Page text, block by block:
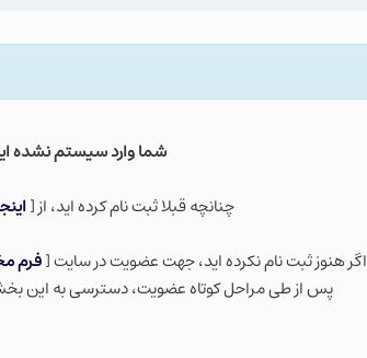
شما وارد سيستم نشده
چنانچه قبلا ثبت نام كرده ايد، از [
اگر هنوز ثبت نام نكرده ايد، جهت عضویت در سایت [فرم
پس از طی مراحل کوتاه عضویت، دسترسی به این